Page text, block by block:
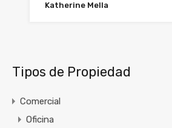
Katherine Mella
Tipos de Propiedad
Comercial
Oficina